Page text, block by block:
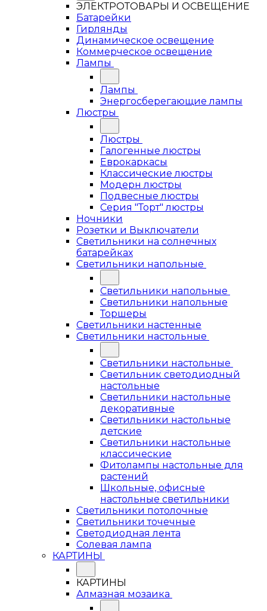
ЭЛЕКТРОТОВАРЫ И ОСВЕЩЕНИЕ
Батарейки
Гирлянды
Динамическое освещение
Коммерческое освещение
Лампы
Лампы
Энергосберегающие лампы
Люстры
Люстры
Галогенные люстры
Еврокаркасы
Классические люстры
Модерн люстры
Подвесные люстры
Серия "Торт" люстры
Ночники
Розетки и Выключатели
Светильники на солнечных
батарейках
Светильники напольные
Светильники напольные
Светильники напольные
Торшеры
Светильники настенные
Светильники настольные
Светильники настольные
Светильник светодиодный
настольные
Светильники настольные
декоративные
Светильники настольные
детские
Светильники настольные
классические
Фитолампы настольные для
растений
Школьные, офисные
настольные светильники
Светильники потолочные
Светильники точечные
Светодиодная лента
Солевая лампа
КАРТИНЫ
КАРТИНЫ
Алмазная мозаика